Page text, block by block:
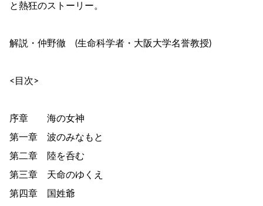
と熱狂のストーリー。
解説・仲野徹 (生命科学者・大阪大学名誉教授)
<目次>
序章 海の女神
第一章 波のみなもと
第二章 陸を呑む
第三章 天命のゆくえ
第四章 国姓爺